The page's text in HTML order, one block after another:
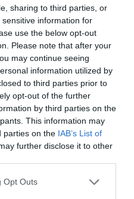
sharing to third parties, or
information for
use the below opt-out
Please note that after your
may continue seeing
information utilized by
to third parties prior to
opt-out of the further
by third parties on the
This information may
parties on the IAB’s List of
further disclose it to other
Opt Outs
Dcd Sauce
Garlic Sauce